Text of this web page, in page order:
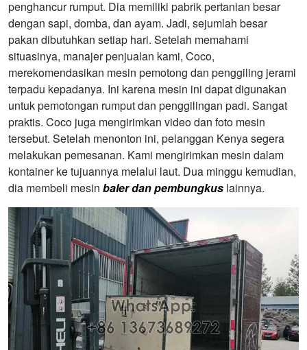
penghancur rumput. Dia memiliki pabrik pertanian besar
dengan sapi, domba, dan ayam. Jadi, sejumlah besar
pakan dibutuhkan setiap hari. Setelah memahami
situasinya, manajer penjualan kami, Coco,
merekomendasikan mesin pemotong dan penggiling jerami
terpadu kepadanya. Ini karena mesin ini dapat digunakan
untuk pemotongan rumput dan penggilingan padi. Sangat
praktis. Coco juga mengirimkan video dan foto mesin
tersebut. Setelah menonton ini, pelanggan Kenya segera
melakukan pemesanan. Kami mengirimkan mesin dalam
kontainer ke tujuannya melalui laut. Dua minggu kemudian,
dia membeli mesin baler dan pembungkus lainnya.